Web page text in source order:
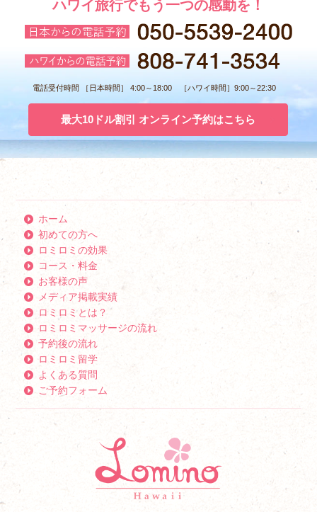
ハワイ旅行でもう一つの感動を！
電話受付時間 ［日本時間］ 4:00～18:00 ［ハワイ時間］9:00～22:30
最大10ドル割引 オンライン予約はこちら
ホーム
初めての方へ
ロミロミの効果
コース・料金
お客様の声
メディア掲載実績
ロミロミとは？
ロミロミマッサージの流れ
予約後の流れ
ロミロミ留学
よくある質問
ご予約フォーム